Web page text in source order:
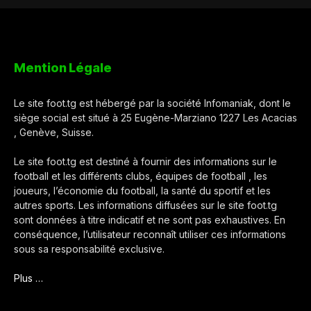
Mention Légale
Le site foot.tg est hébergé par la société Infomaniak, dont le
siège social est situé à 25 Eugène-Marziano 1227 Les Acacias
, Genève, Suisse.
Le site foot.tg est destiné à fournir des informations sur le
football et les différents clubs, équipes de football , les
joueurs, l’économie du football, la santé du sportif et les
autres sports. Les informations diffusées sur le site foot.tg
sont données à titre indicatif et ne sont pas exhaustives. En
conséquence, l’utilisateur reconnaît utiliser ces informations
sous sa responsabilité exclusive.
Plus …